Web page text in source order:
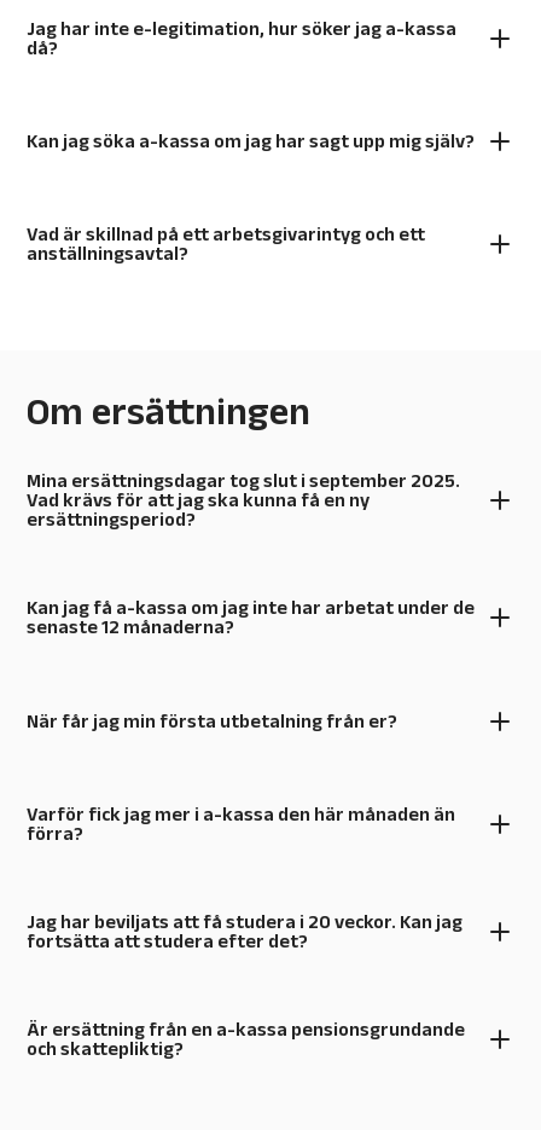
Jag har inte e-legitimation, hur söker jag a-kassa
då?
Kan jag söka a-kassa om jag har sagt upp mig själv?
Vad är skillnad på ett arbetsgivarintyg och ett
anställningsavtal?
Om ersättningen
Mina ersättningsdagar tog slut i september 2025.
Vad krävs för att jag ska kunna få en ny
ersättningsperiod?
Kan jag få a-kassa om jag inte har arbetat under de
senaste 12 månaderna?
När får jag min första utbetalning från er?
Varför fick jag mer i a-kassa den här månaden än
förra?
Jag har beviljats att få studera i 20 veckor. Kan jag
fortsätta att studera efter det?
Är ersättning från en a-kassa pensionsgrundande
och skattepliktig?